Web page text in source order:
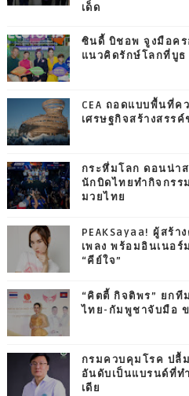
เด็ด
ซินดี้ บิชอพ จูงมือคร
แนวคิดรักษ์โลกที่บูธ
CEA ถอดแบบพื้นที่ค
เศรษฐกิจสร้างสรร
กระหึ่มโลก ดอนน่า
นักบิดไทยทำกิจกรร
มวยไทย
PEAKSayaa! ผู้สร้
เพลง พร้อมอินเนอร์
“คีย์ใจ”
“คิตตี้ กิจติพร” ยกที
ไทย-กัมพูชาจับมือ
กรมควบคุมโรค ปลื้
อันดับเป็นแบรนด์ที่ท
เดีย